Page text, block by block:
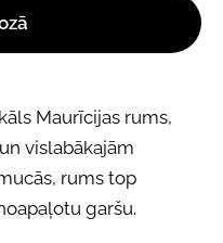
Maurīcijas rums,
vislabākajām
rums top
garšu.